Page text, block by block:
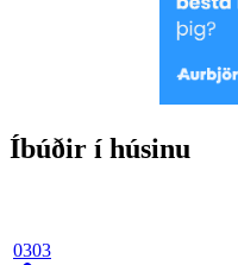
Íbúðir í húsinu
0303